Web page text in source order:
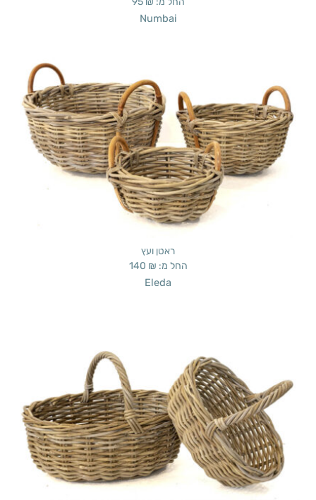
Numbai
ראטן ועץ
החל מ: 140 ₪
Eleda